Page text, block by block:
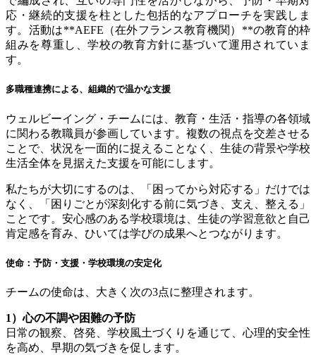
応・継続的支援を柱とした包括的なアプローチを実践しま
す。活動は**AEFE （在外フランス教育機関） **の教育的枠
組みを尊重し、学校の教育方針に基づいて運用されていま
す。
多職種連携による、組織的で温かな支援
ウェルビーイング・チームには、教育・生活・指導の各領域
に関わる教職員が参画しています。複数の視点を交差させる
ことで、状況を一面的に捉えることなく、生徒の背景や学校
生活全体を見据えた支援を可能にします。
私たちが大切にするのは、「困ってから対応する」だけでは
なく、「困りごとが深刻化する前に気づき、支え、整える」
ことです。安心感のある学校環境は、生徒の学習意欲と自己
肯定感を育み、ひいては学びの成果へとつながります。
使命：予防・支援・学校環境の安定化
チームの使命は、大きく次の3点に整理されます。
1 ）心の不調や困難の予防
日常の観察、啓発、学校風土づくりを通じて、心理的安全性
を高め、早期の気づきを促します。